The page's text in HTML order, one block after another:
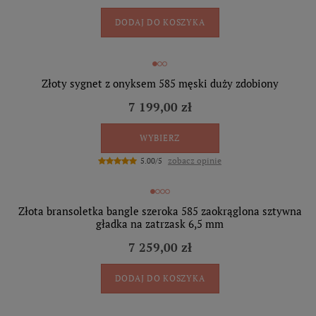
DODAJ DO KOSZYKA
Złoty sygnet z onyksem 585 męski duży zdobiony
7 199,00 zł
WYBIERZ
5.00/5 zobacz opinie
Złota bransoletka bangle szeroka 585 zaokrąglona sztywna
gładka na zatrzask 6,5 mm
7 259,00 zł
DODAJ DO KOSZYKA